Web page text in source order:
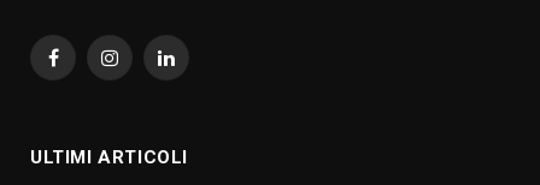
FacebookInstagramLinkedIn
ULTIMI ARTICOLI